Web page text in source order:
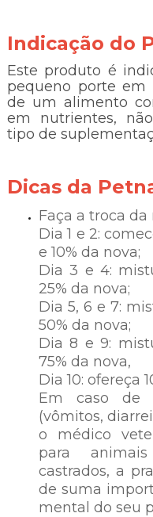
Indicação do
Este produto é
pequeno porte em
de um alimento
em nutrientes,
tipo de
Dicas da
Faça a troca
Dia 1 e 2:
e 10% da nova;
Dia 3 e 4:
25% da nova;
Dia 5, 6 e 7:
50% da nova;
Dia 8 e 9:
75% da nova,
Dia 10: ofereça
Em caso de
(vômitos,
o médico
para
castrados, a
de suma
mental do seu